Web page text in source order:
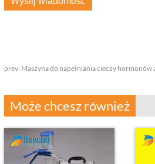
prev: Maszyna do napełniania cieczy
Może chcesz również